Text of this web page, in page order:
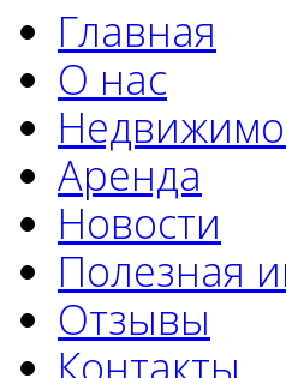
Главная
О нас
Аренда
Новости
Полезная
Отзывы
Контакты